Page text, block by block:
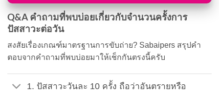
Q&A คำถามที่พบบ่อยเกี่ยวกับจำนวนครั้งการ
ปัสสาวะต่อวัน
สงสัยเรื่องเกณฑ์มาตรฐานการขับถ่าย? Sabaipers สรุปคำ
ตอบจากคำถามที่พบบ่อยมาให้เช็กกันตรงนี้ครับ
1. ปัสสาวะวันละ 10 ครั้ง ถือว่าอันตรายหรือ